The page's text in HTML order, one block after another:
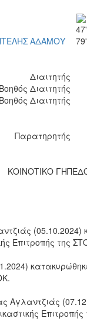
47'
ΑΔΑΜΟΥ
79'
Διαιτητής
Διαιτητής
Διαιτητής
Παρατηρητής
ΚΟΙΝΟΤΙΚΟ
Επιτροπής της
Επιτροπής